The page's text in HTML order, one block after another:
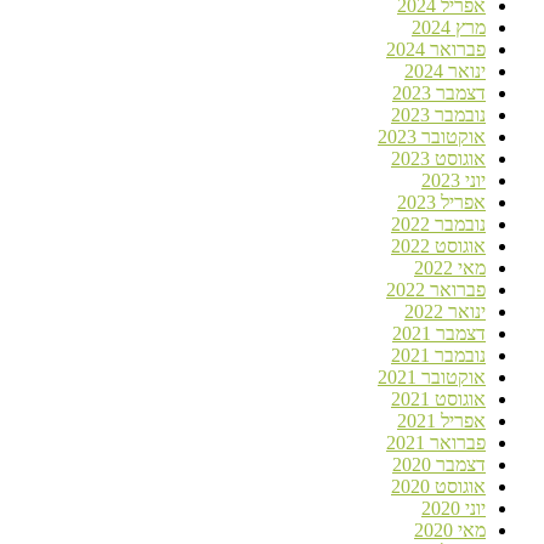
אפריל 2024
מרץ 2024
פברואר 2024
ינואר 2024
דצמבר 2023
נובמבר 2023
אוקטובר 2023
אוגוסט 2023
יוני 2023
אפריל 2023
נובמבר 2022
אוגוסט 2022
מאי 2022
פברואר 2022
ינואר 2022
דצמבר 2021
נובמבר 2021
אוקטובר 2021
אוגוסט 2021
אפריל 2021
פברואר 2021
דצמבר 2020
אוגוסט 2020
יוני 2020
מאי 2020